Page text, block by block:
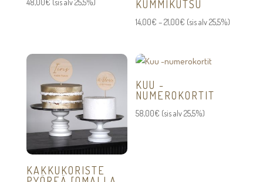
KUMMIKUTSU
14,00€ –21,00€ Hintaluokka:
21,00€
(sis alv 25,5%)
KAKKUKORISTE
KUU -
NUMEROKORTIT
58,00€ (sis alv 25,5%)